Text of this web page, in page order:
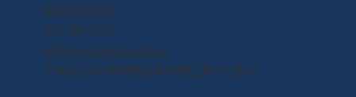
022-395-7211
022-395-7235
info@yuriageasaichi.jp
〒981-1204 宮城県名取市閖上東3丁目5-1